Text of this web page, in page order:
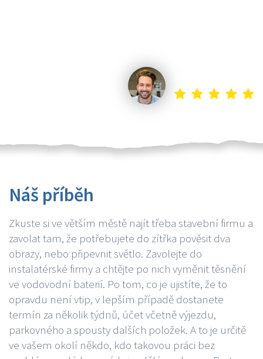
Náš příběh
Zkuste si ve větším městě najít třeba stavební firmu a
zavolat tam, že potřebujete do zítřka pověsit dva
obrazy, nebo připevnit světlo. Zavolejte do
instalatérské firmy a chtějte po nich vyměnit těsnění
ve vodovodní baterií. Po tom, co je ujistíte, že to
opravdu není vtip, v lepším případě dostanete
termín za několik týdnů, účet včetně výjezdu,
parkovného a spousty dalších položek. A to je určitě
ve vašem okolí někdo, kdo takovou práci bez